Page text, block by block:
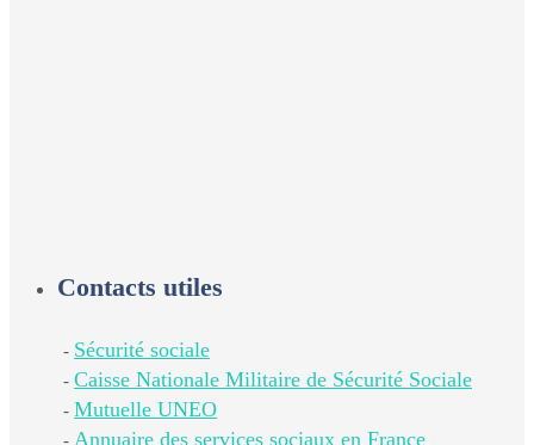
Contacts utiles
- Sécurité sociale
- Caisse Nationale Militaire de Sécurité Sociale
- Mutuelle UNEO
- Annuaire des services sociaux en France